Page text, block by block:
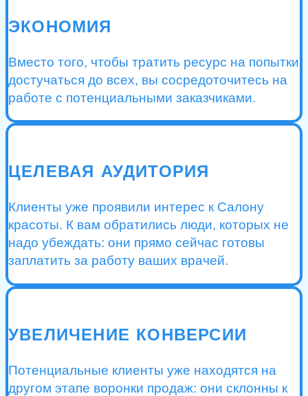
ЭКОНОМИЯ
Вместо того, чтобы тратить ресурс на попытки
достучаться до всех, вы сосредоточитесь на
работе с потенциальными заказчиками.
ЦЕЛЕВАЯ АУДИТОРИЯ
Клиенты уже проявили интерес к Салону
красоты. К вам обратились люди, которых не
надо убеждать: они прямо сейчас готовы
заплатить за работу ваших врачей.
УВЕЛИЧЕНИЕ КОНВЕРСИИ
Потенциальные клиенты уже находятся на
другом этапе воронки продаж: они склонны к